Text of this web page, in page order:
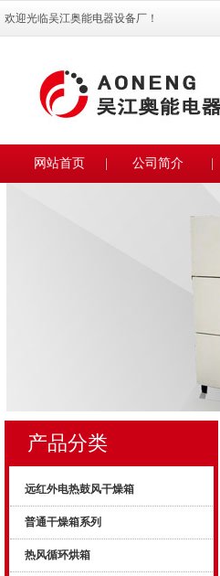
欢迎光临吴江奥能电器设备厂！
网站首页 公司简介
产品分类
远红外电热鼓风干燥箱
普通干燥箱系列
热风循环烘箱